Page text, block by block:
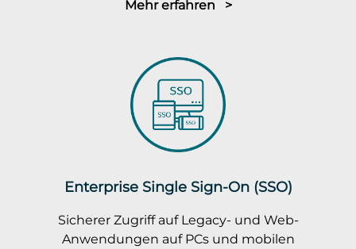
Mehr erfahren >
Enterprise Single Sign-On (SSO)
Sicherer Zugriff auf Legacy- und Web-
Anwendungen auf PCs und mobilen